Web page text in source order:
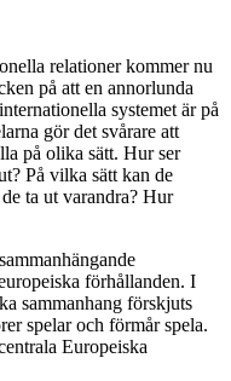
relationer kommer nu
på att en annorlunda
systemet är på
gör det svårare att
på olika sätt. Hur ser
På vilka sätt kan de
ta ut varandra? Hur
förhållanden. I
sammanhang förskjuts
spelar och förmår spela.
Europeiska